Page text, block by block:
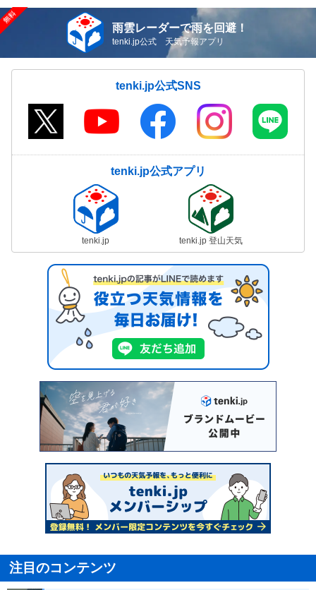
雨雲レーダーで雨を回避！
tenki.jp公式 天気予報アプリ
tenki.jp公式SNS
tenki.jp公式アプリ
tenki.jp tenki.jp 登山天気
注目のコンテンツ